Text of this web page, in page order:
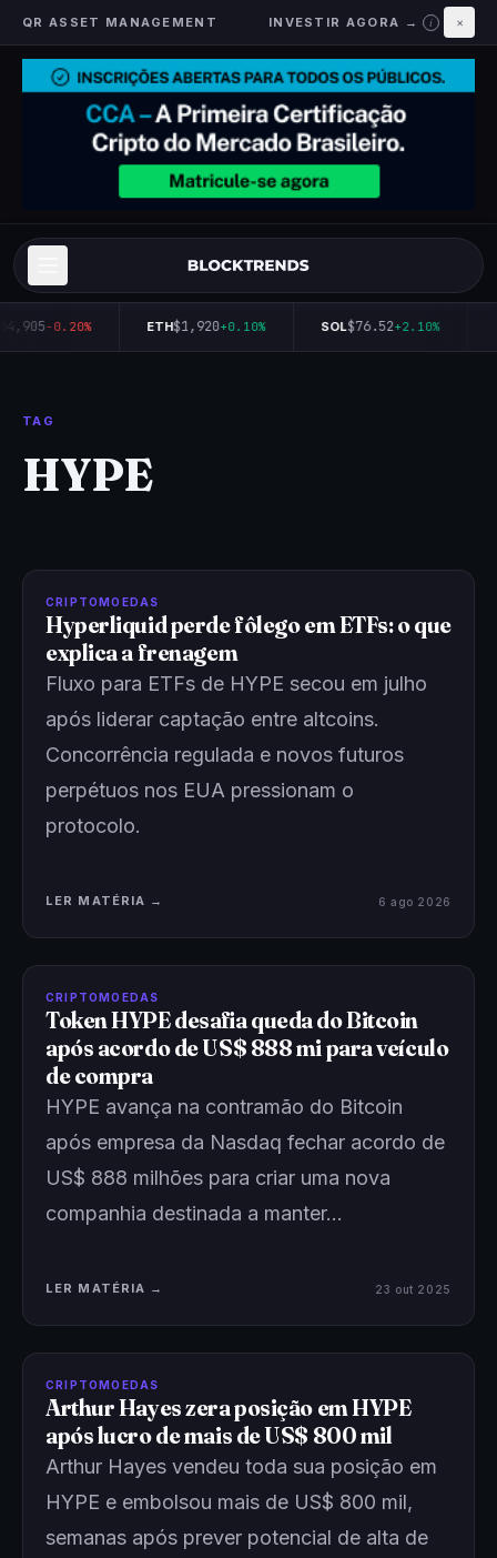
QR ASSET MANAGEMENT INVESTIR AGORA → i ×
-0.20% ETH$1,920+0.10% SOL$76.52+2.10%
TAG
HYPE
CRIPTOMOEDAS
Hyperliquid perde fôlego em ETFs: o que
explica a frenagem
Fluxo para ETFs de HYPE secou em julho
após liderar captação entre altcoins.
Concorrência regulada e novos futuros
perpétuos nos EUA pressionam o
protocolo.
LER MATÉRIA → 6 ago 2026
CRIPTOMOEDAS
Token HYPE desafia queda do Bitcoin
após acordo de US$ 888 mi para veículo
de compra
HYPE avança na contramão do Bitcoin
após empresa da Nasdaq fechar acordo de
US$ 888 milhões para criar uma nova
companhia destinada a manter…
LER MATÉRIA → 23 out 2025
CRIPTOMOEDAS
Arthur Hayes zera posição em HYPE
após lucro de mais de US$ 800 mil
Arthur Hayes vendeu toda sua posição em
HYPE e embolsou mais de US$ 800 mil,
semanas após prever potencial de alta de